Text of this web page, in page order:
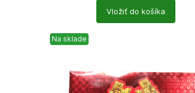
Vložiť do košíka
Na sklade